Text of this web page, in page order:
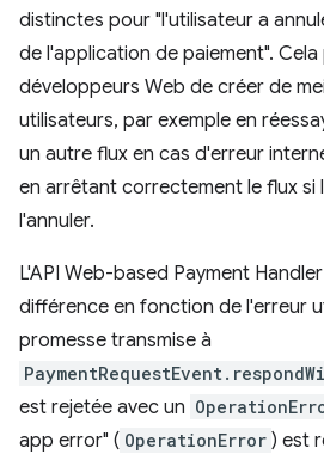
distinctes pour "l'utilisateur a
de l'application de paiement".
développeurs Web de créer de
utilisateurs, par exemple en
un autre flux en cas d'erreur
en arrêtant correctement le flux si
l'annuler.
L'API Web-based Payment
différence en fonction de l'erreur
promesse transmise à
est rejetée avec un
app error" ( OperationError ) est